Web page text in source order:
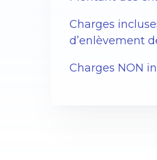
Charges
d’enlèvement
Charges NON